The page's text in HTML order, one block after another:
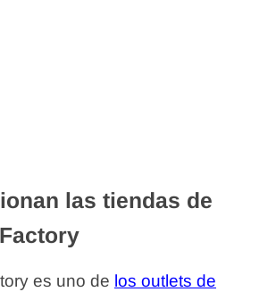
las tiendas de
es uno de los outlets de